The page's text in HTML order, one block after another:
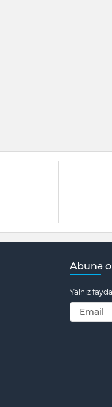
Abunə
Yalnız